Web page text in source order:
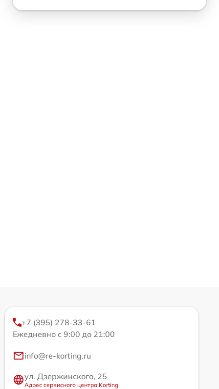
+7 (395) 278-33-61
Ежедневно с 9:00 до 21:00
info@re-korting.ru
ул. Дзержинского, 25
Адрес сервисного центра Korting